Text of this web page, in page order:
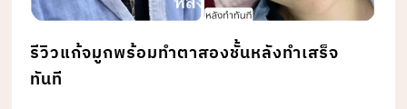
รีวิวแก้จมูกพร้อมทำตาสองชั้นหลังทำเสร็จ
ทันที